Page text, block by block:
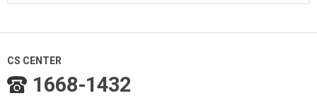
CS CENTER
1668-1432